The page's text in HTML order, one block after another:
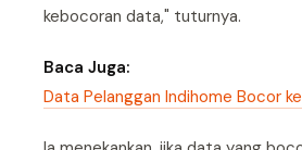
kebocoran data," tuturnya.
Baca Juga:
Data Pelanggan Indihome Bocor